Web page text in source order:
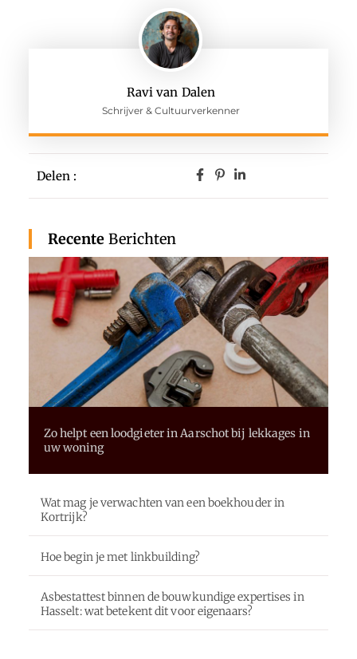
Ravi van Dalen
Schrijver & Cultuurverkenner
Delen :
Recente Berichten
Zo helpt een loodgieter in Aarschot bij lekkages in
uw woning
Wat mag je verwachten van een boekhouder in
Kortrijk?
Hoe begin je met linkbuilding?
Asbestattest binnen de bouwkundige expertises in
Hasselt: wat betekent dit voor eigenaars?